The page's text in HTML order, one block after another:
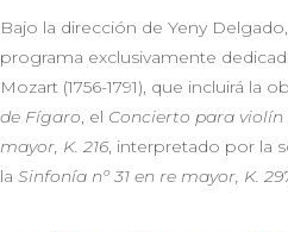
Bajo la dirección de Yeny
programa exclusivamente
Mozart (1756-1791), que incluirá la
de Fígaro , el Concierto para violín
mayor, K. 216 , interpretado por la
la Sinfonía nº 31 en re mayor, K.